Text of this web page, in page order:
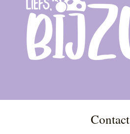
Contact